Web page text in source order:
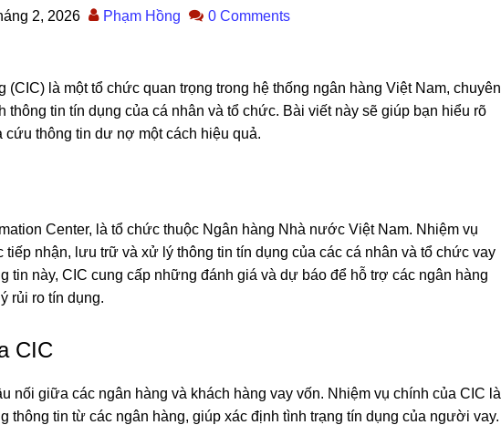
2, 2026 Phạm Hồng 0 Comments
(CIC) là một tổ chức quan trọng trong hệ thống ngân hàng Việt Nam, chuyên
thông tin tín dụng của cá nhân và tổ chức. Bài viết này sẽ giúp bạn hiểu rõ
cứu thông tin dư nợ một cách hiệu quả.
Center, là tổ chức thuộc Ngân hàng Nhà nước Việt Nam. Nhiệm vụ
tiếp nhận, lưu trữ và xử lý thông tin tín dụng của các cá nhân và tổ chức vay
tin này, CIC cung cấp những đánh giá và dự báo để hỗ trợ các ngân hàng
rủi ro tín dụng.
CIC
nối giữa các ngân hàng và khách hàng vay vốn. Nhiệm vụ chính của CIC là
thông tin từ các ngân hàng, giúp xác định tình trạng tín dụng của người vay.